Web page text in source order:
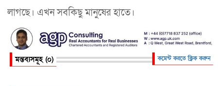
লাগছে। এখন সবকিছু মানুষের হাতে।
মন্তব্যসমূহ (০) কমেন্ট করতে ক্লিক করুন